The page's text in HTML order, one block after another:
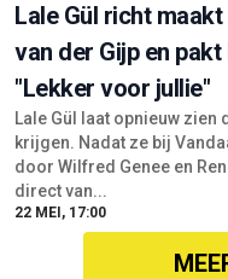
Lale Gül richt
van der Gijp en
"Lekker voor jullie"
Lale Gül laat opnieuw
krijgen. Nadat ze bij
door Wilfred Genee en
direct van...
22 MEI, 17:00